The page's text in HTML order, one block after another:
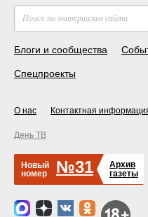
Блоги и сообщества
Спецпроекты
О нас Контактная
День ТВ
Новый
номер
№31
Архив
газеты